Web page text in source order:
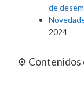
de
2024
⚙️ Contenidos